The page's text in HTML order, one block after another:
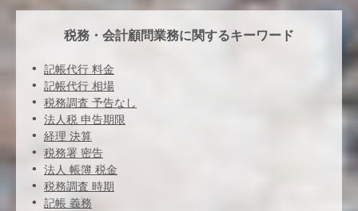
税務・会計顧問業務に関するキーワード
記帳代行 料金
記帳代行 相場
税務調査 予告なし
法人税 申告期限
経理 決算
税務署 密告
法人 帳簿 税金
税務調査 時期
記帳 義務